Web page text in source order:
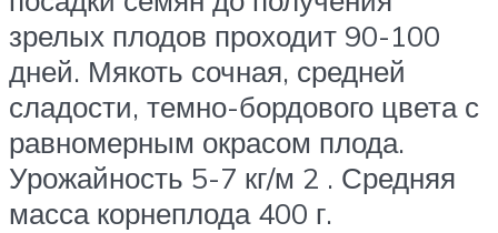
зрелых плодов проходит 90-100
дней. Мякоть сочная, средней
сладости, темно-бордового цвета с
равномерным окрасом плода.
Урожайность 5-7 кг/м 2 . Средняя
масса корнеплода 400 г.